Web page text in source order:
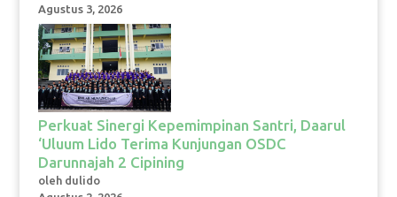
Agustus 3, 2026
Perkuat Sinergi Kepemimpinan Santri, Daarul
‘Uluum Lido Terima Kunjungan OSDC
Darunnajah 2 Cipining
oleh dulido